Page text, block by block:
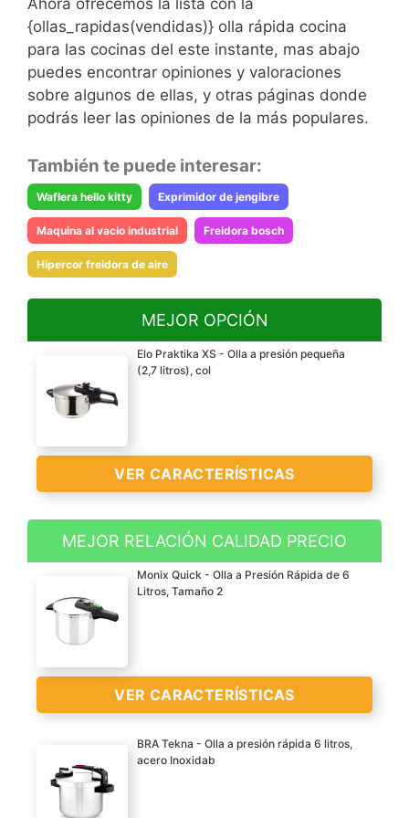
Ahora ofrecemos la lista con la
{ollas_rapidas(vendidas)} olla rápida cocina
para las cocinas del este instante, mas abajo
puedes encontrar opiniones y valoraciones
sobre algunos de ellas, y otras páginas donde
podrás leer las opiniones de la más populares.
También te puede interesar:
Waflera hello kitty Exprimidor de jengibre
Maquina al vacio industrial Freidora bosch
Hipercor freidora de aire
MEJOR OPCIÓN
Elo Praktika XS - Olla a presión pequeña
(2,7 litros), col
VER CARACTERÍSTICAS
Fabricada en acero
inoxidable 18/10. Con
válvula de alivio de
tapa.
Con base especial para
energía. Forma cilíndrica.
Interior con acabado
satinado y marca de
MEJOR RELACIÓN CALIDAD PRECIO
Monix Quick - Olla a Presión Rápida de 6
Litros, Tamaño 2
VER CARACTERÍSTICAS
Acero inox 18/10 de 5,3
mm de espesor,
BRA Tekna - Olla a presión rápida 6 litros,
acero Inoxidab